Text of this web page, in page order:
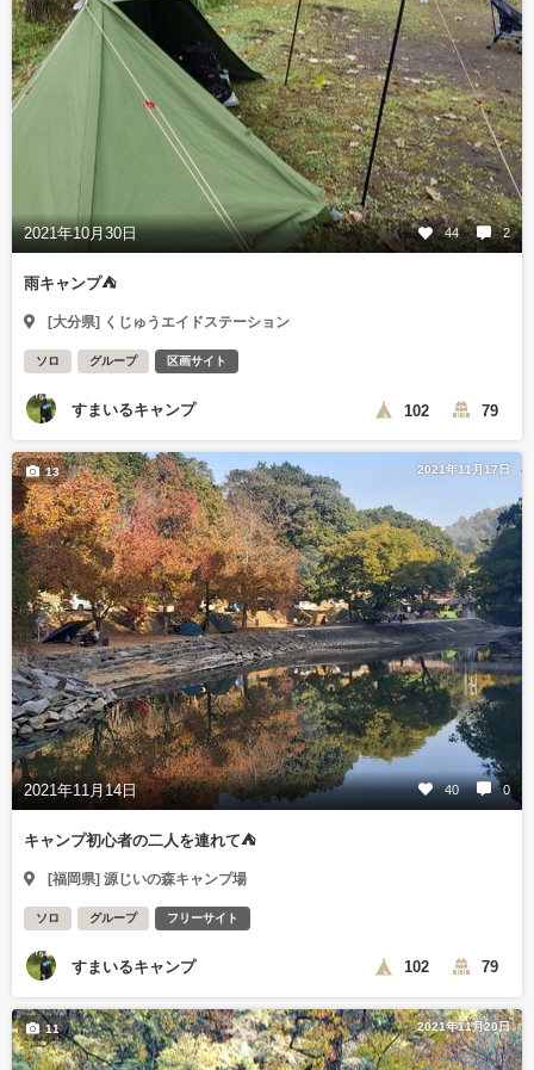
2021年10月30日 44 2
雨キャンプ⛺
[大分県] くじゅうエイドステーション
ソロ グループ 区画サイト
すまいるキャンプ 102 79
2021年11月17日
2021年11月14日 40 0
13
キャンプ初心者の二人を連れて⛺
[福岡県] 源じいの森キャンプ場
ソロ グループ フリーサイト
すまいるキャンプ 102 79
2021年11月20日
11